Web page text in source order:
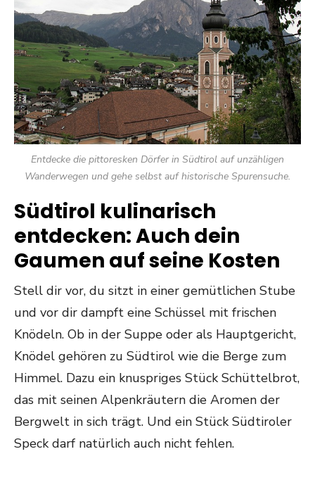
Entdecke die pittoresken Dörfer in Südtirol auf unzähligen
Wanderwegen und gehe selbst auf historische Spurensuche.
Südtirol kulinarisch
entdecken: Auch dein
Gaumen auf seine Kosten
Stell dir vor, du sitzt in einer gemütlichen Stube
und vor dir dampft eine Schüssel mit frischen
Knödeln. Ob in der Suppe oder als Hauptgericht,
Knödel gehören zu Südtirol wie die Berge zum
Himmel. Dazu ein knuspriges Stück Schüttelbrot,
das mit seinen Alpenkräutern die Aromen der
Bergwelt in sich trägt. Und ein Stück Südtiroler
Speck darf natürlich auch nicht fehlen.